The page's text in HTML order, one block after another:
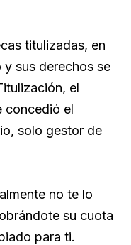
titulizadas, en
sus derechos se
el
concedió el
solo gestor de
no te lo
su cuota
para ti.